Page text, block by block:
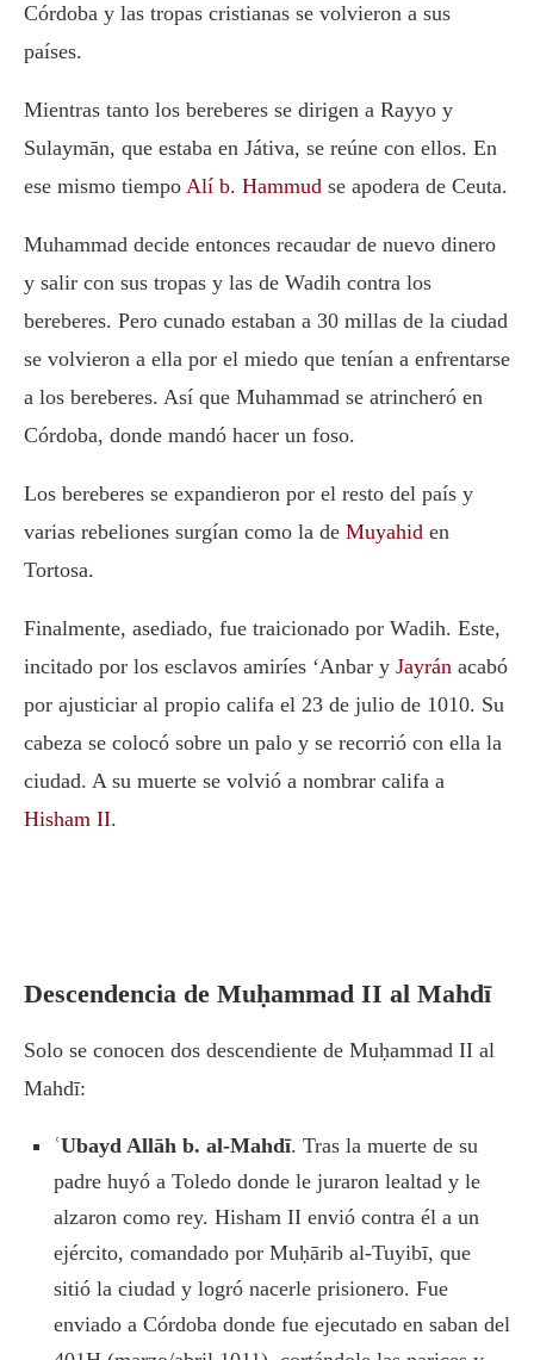
Córdoba y las tropas cristianas se volvieron a sus
países.
Mientras tanto los bereberes se dirigen a Rayyo y
Sulaymān, que estaba en Játiva, se reúne con ellos. En
ese mismo tiempo Alí b. Hammud se apodera de Ceuta.
Muhammad decide entonces recaudar de nuevo dinero
y salir con sus tropas y las de Wadih contra los
bereberes. Pero cunado estaban a 30 millas de la ciudad
se volvieron a ella por el miedo que tenían a enfrentarse
a los bereberes. Así que Muhammad se atrincheró en
Córdoba, donde mandó hacer un foso.
Los bereberes se expandieron por el resto del país y
varias rebeliones surgían como la de Muyahid en
Tortosa.
Finalmente, asediado, fue traicionado por Wadih. Este,
incitado por los esclavos amiríes ‘Anbar y Jayrán acabó
por ajusticiar al propio califa el 23 de julio de 1010. Su
cabeza se colocó sobre un palo y se recorrió con ella la
ciudad. A su muerte se volvió a nombrar califa a
Hisham II.
Descendencia de Muḥammad II al Mahdī
Solo se conocen dos descendiente de Muḥammad II al
Mahdī:
ʿUbayd Allāh b. al-Mahdī. Tras la muerte de su
padre huyó a Toledo donde le juraron lealtad y le
alzaron como rey. Hisham II envió contra él a un
ejército, comandado por Muḥārib al-Tuyibī, que
sitió la ciudad y logró nacerle prisionero. Fue
enviado a Córdoba donde fue ejecutado en saban del